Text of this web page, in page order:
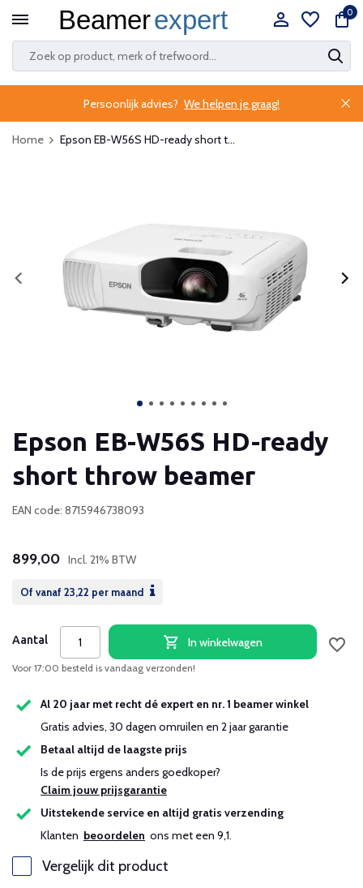
0
Persoonlijk advies? We helpen je graag!
Home Epson EB-W56S HD-ready short t...
Epson EB-W56S HD-ready
short throw beamer
EAN code: 8715946738093
899,00 Incl. 21% BTW
Of vanaf 23,22 per maand
Aantal In winkelwagen
Voor 17:00 besteld is vandaag verzonden!
Al 20 jaar met recht dé expert en nr. 1 beamer winkel
Gratis advies, 30 dagen omruilen en 2 jaar garantie
Betaal altijd de laagste prijs
Is de prijs ergens anders goedkoper?
Claim jouw prijsgarantie
Uitstekende service en altijd gratis verzending
Klanten beoordelen ons met een 9,1.
Vergelijk dit product